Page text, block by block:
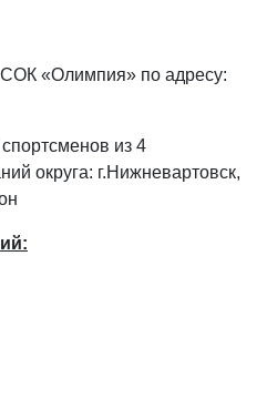
«Олимпия» по адресу:
из 4
округа: г.Нижневартовск,